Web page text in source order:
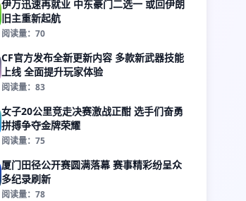
伊万迅速再就业 中东豪门二选一 或回伊朗
旧主重新起航
阅读量：70
CF官方发布全新更新内容 多款新武器技能
上线 全面提升玩家体验
阅读量：83
女子20公里竞走决赛激战正酣 选手们奋勇
拼搏争夺金牌荣耀
阅读量：75
厦门田径公开赛圆满落幕 赛事精彩纷呈众
多纪录刷新
阅读量：78